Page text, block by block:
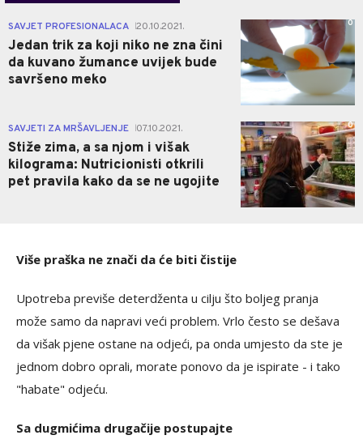
SAVJET PROFESIONALACA 20.10.2021.
Jedan trik za koji niko ne zna čini
da kuvano žumance uvijek bude
savršeno meko
0
SAVJETI ZA MRŠAVLJENJE 07.10.2021.
Stiže zima, a sa njom i višak
kilograma: Nutricionisti otkrili
pet pravila kako da se ne ugojite
0
Više praška ne znači da će biti čistije
Upotreba previše deterdženta u cilju što boljeg pranja
može samo da napravi veći problem. Vrlo često se dešava
da višak pjene ostane na odjeći, pa onda umjesto da ste je
jednom dobro oprali, morate ponovo da je ispirate - i tako
"habate" odjeću.
Sa dugmićima drugačije postupajte